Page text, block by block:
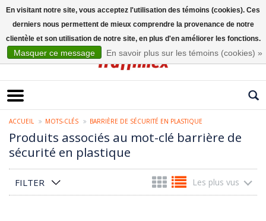
ACCUEIL MOTS-CLÉS BARRIÈRE DE SÉCURITÉ EN PLASTIQUE
Produits associés au mot-clé barrière de
sécurité en plastique
FILTER Les plus vus
En visitant notre site, vous acceptez l'utilisation des témoins (cookies). Ces
derniers nous permettent de mieux comprendre la provenance de notre
clientèle et son utilisation de notre site, en plus d'en améliorer les fonctions.
Masquer ce message En savoir plus sur les témoins (cookies) »